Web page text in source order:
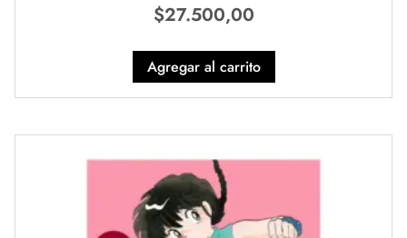
$27.500,00
Agregar al carrito